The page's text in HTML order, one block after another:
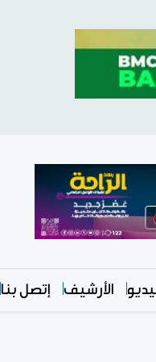
الأرشيف إتصل بنا